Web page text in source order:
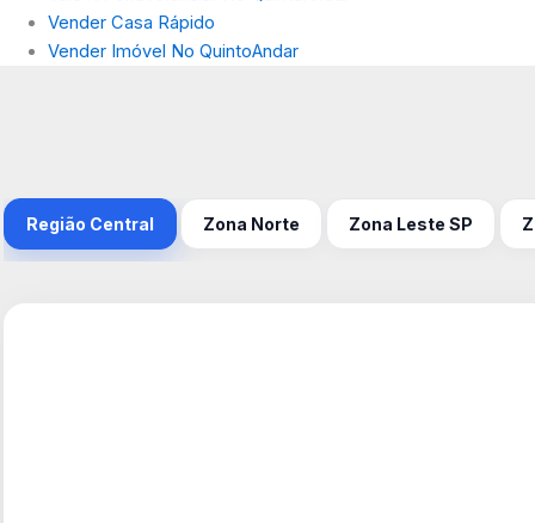
Vender Casa Rápido
Vender Imóvel No QuintoAndar
Região Central Zona Norte Zona Leste SP